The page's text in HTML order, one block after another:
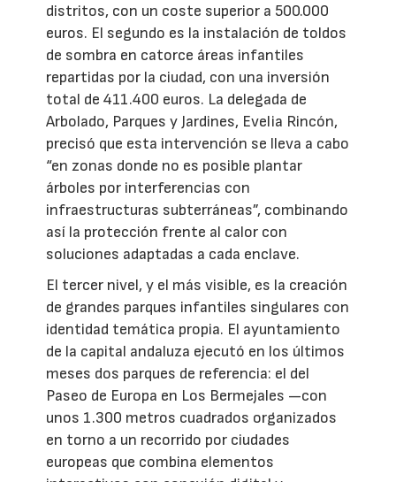
distritos, con un coste superior a 500.000
euros. El segundo es la instalación de toldos
de sombra en catorce áreas infantiles
repartidas por la ciudad, con una inversión
total de 411.400 euros. La delegada de
Arbolado, Parques y Jardines, Evelia Rincón,
precisó que esta intervención se lleva a cabo
“en zonas donde no es posible plantar
árboles por interferencias con
infraestructuras subterráneas”, combinando
así la protección frente al calor con
soluciones adaptadas a cada enclave.
El tercer nivel, y el más visible, es la creación
de grandes parques infantiles singulares con
identidad temática propia. El ayuntamiento
de la capital andaluza ejecutó en los últimos
meses dos parques de referencia: el del
Paseo de Europa en Los Bermejales —con
unos 1.300 metros cuadrados organizados
en torno a un recorrido por ciudades
europeas que combina elementos